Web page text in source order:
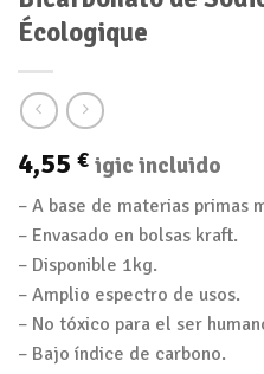
Écologique
4,55 € igic incluido
– A base de materias primas
– Envasado en bolsas kraft.
– Disponible 1kg.
– Amplio espectro de usos.
– No tóxico para el ser
– Bajo índice de carbono.